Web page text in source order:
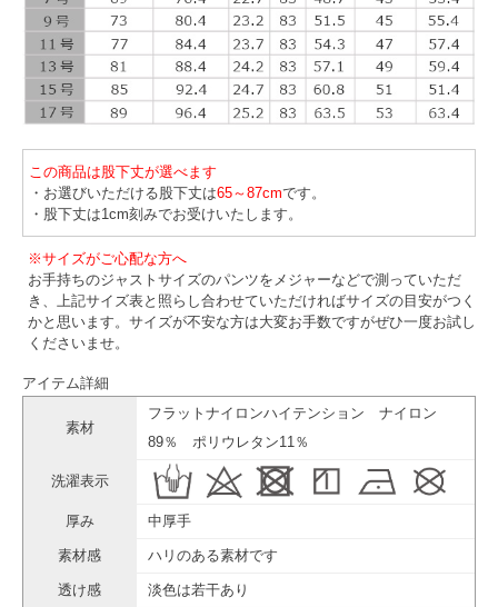
この商品は股下丈が選べます
・お選びいただける股下丈は65～87cmです。
・股下丈は1cm刻みでお受けいたします。
※サイズがご心配な方へ
お手持ちのジャストサイズのパンツをメジャーなどで測っていただ
き、上記サイズ表と照らし合わせていただければサイズの目安がつく
かと思います。サイズが不安な方は大変お手数ですがぜひ一度お試し
くださいませ。
アイテム詳細
素材
フラットナイロンハイテンション ナイロン
89％ ポリウレタン11％
洗濯表示
厚み 中厚手
素材感 ハリのある素材です
透け感 淡色は若干あり